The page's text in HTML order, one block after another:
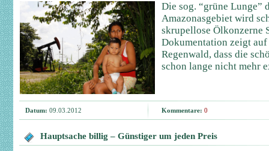
Die sog. “grüne Lunge”
Amazonasgebiet wird
skrupellose Ölkonzerne
Dokumentation zeigt
Regenwald, dass die
schon lange nicht mehr
Datum: 09.03.2012 Kommentare: 0
Hauptsache billig – Günstiger um jeden Preis